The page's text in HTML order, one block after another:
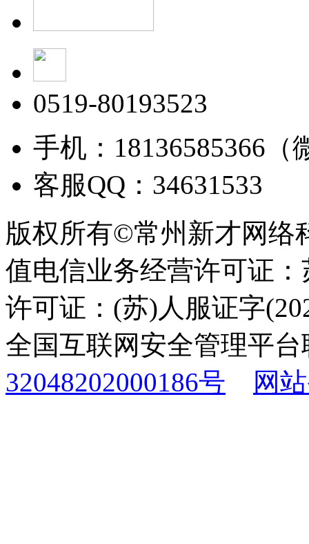
0519-80193523
手机：18136585366（
客服QQ：34631533
版权所有©常州新才网络
值电信业务经营许可证
许可证：(苏)人服证字
全国互联网安全管理平
32048202000186号
网